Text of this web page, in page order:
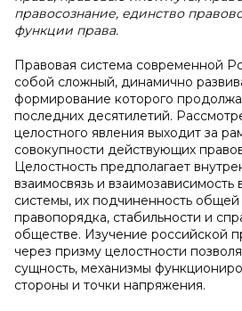
правосознание, единство
функции права.
Правовая система современной
собой сложный, динамично
формирование которого
последних десятилетий.
целостного явления выходит за
совокупности действующих
Целостность предполагает
взаимосвязь и взаимозависимость
системы, их подчиненность
правопорядка, стабильности и
обществе. Изучение российской
через призму целостности
сущность, механизмы
стороны и точки напряжения.